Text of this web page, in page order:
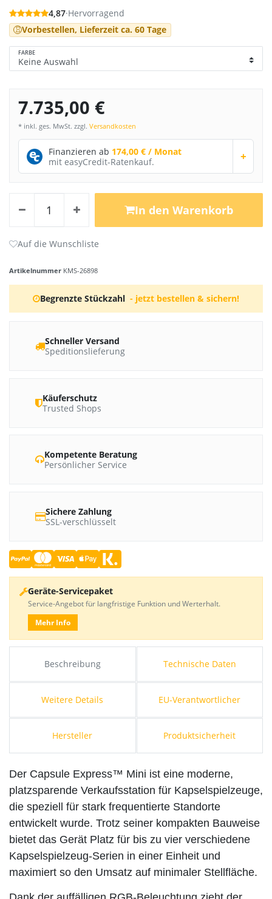
Beschreibung Technische Daten
Weitere Details EU-Verantwortlicher
Hersteller Produktsicherheit
Der Capsule Express™ Mini ist eine moderne,
platzsparende Verkaufsstation für Kapselspielzeuge,
die speziell für stark frequentierte Standorte
entwickelt wurde. Trotz seiner kompakten Bauweise
bietet das Gerät Platz für bis zu vier verschiedene
Kapselspielzeug-Serien in einer Einheit und
maximiert so den Umsatz auf minimaler Stellfläche.
4,87·Hervorragend
Vorbestellen, Lieferzeit ca. 60 Tage
FARBE
7.735,00 €
* inkl. ges. MwSt. zzgl. Versandkosten
Finanzieren ab 174,00 € / Monat
mit easyCredit-Ratenkauf.
+
In den Warenkorb
Artikelnummer KMS-26898
Begrenzte Stückzahl - jetzt bestellen & sichern!
Schneller Versand
Speditionslieferung
Käuferschutz
Trusted Shops
Kompetente Beratung
Persönlicher Service
Sichere Zahlung
SSL-verschlüsselt
Geräte-Servicepaket
Service-Angebot für langfristige Funktion und Werterhalt.
Mehr Info